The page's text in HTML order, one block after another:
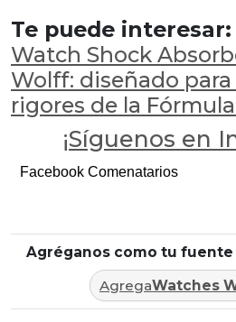
Te puede interesar:
Watch Shock
Wolff: diseñado
rigores de la Fórmula
¡Síguenos en
Facebook Comenatarios
Agréganos como tu
AgregaWatches